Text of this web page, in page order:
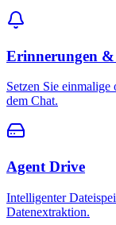
Erinnerungen &
Setzen Sie
dem Chat.
Agent Drive
Intelligenter
Datenextraktion.